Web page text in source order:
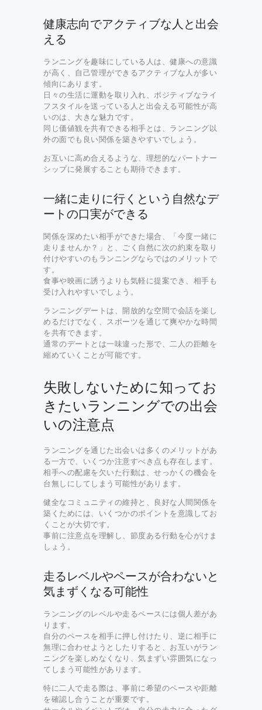
健康志向でアクティブな人と出会
える
ランニングを趣味にしている人は、健康への意識
が高く、自己管理ができるアクティブな人が多い
傾向にあります。
日々の生活に運動を取り入れ、ポジティブなライ
フスタイルを送っている人と出会える可能性が高
いのは、大きな魅力です。
同じ価値観を共有できる相手とは、ランニング以
外の面でも良い関係を築きやすいでしょう。
お互いに高め合えるような、理想的なパートナー
シップに発展することも期待できます。
一緒に走りに行くという自然なデ
ートの口実ができる
関係を深めたい相手ができた場合、「今度一緒に
走りませんか？」と、ごく自然に次の約束を取り
付けやすいのもランニングならではのメリットで
す。
食事や映画に誘うよりも気軽に提案でき、相手も
受け入れやすいでしょう。
ランニングデートは、開放的な空間で会話を楽し
めるだけでなく、スポーツを通じて爽やかな時間
を共有できます。
通常のデートとは一味違った形で、二人の距離を
縮めていくことが可能です。
失敗しないために知ってお
きたいランニングでの出会
いの注意点
ランニングを通じた出会いは多くのメリットがあ
る一方で、いくつか注意すべき点も存在します。
相手への配慮を欠いた行動は、せっかくの機会を
台無しにしてしまう可能性があります。
健全なコミュニティの維持と、良好な人間関係を
築くためには、いくつかのポイントを意識してお
くことが大切です。
事前に注意点を理解し、節度ある行動を心がけま
しょう。
走るレベルやペースが合わないと
気まずくなる可能性
ランニングのレベルや走るペースには個人差があ
ります。
自分のペースを相手に押し付けたり、逆に相手に
無理に合わせようとしたりすると、お互いがラン
ニングを楽しめなくなり、気まずい雰囲気になっ
てしまう可能性があります。
特に二人で走る際は、事前に希望のペースや距離
を確認し合うことが重要です。